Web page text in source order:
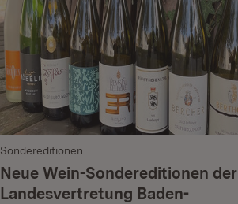
Sondereditionen
Neue Wein-Sondereditionen der
Landesvertretung Baden-